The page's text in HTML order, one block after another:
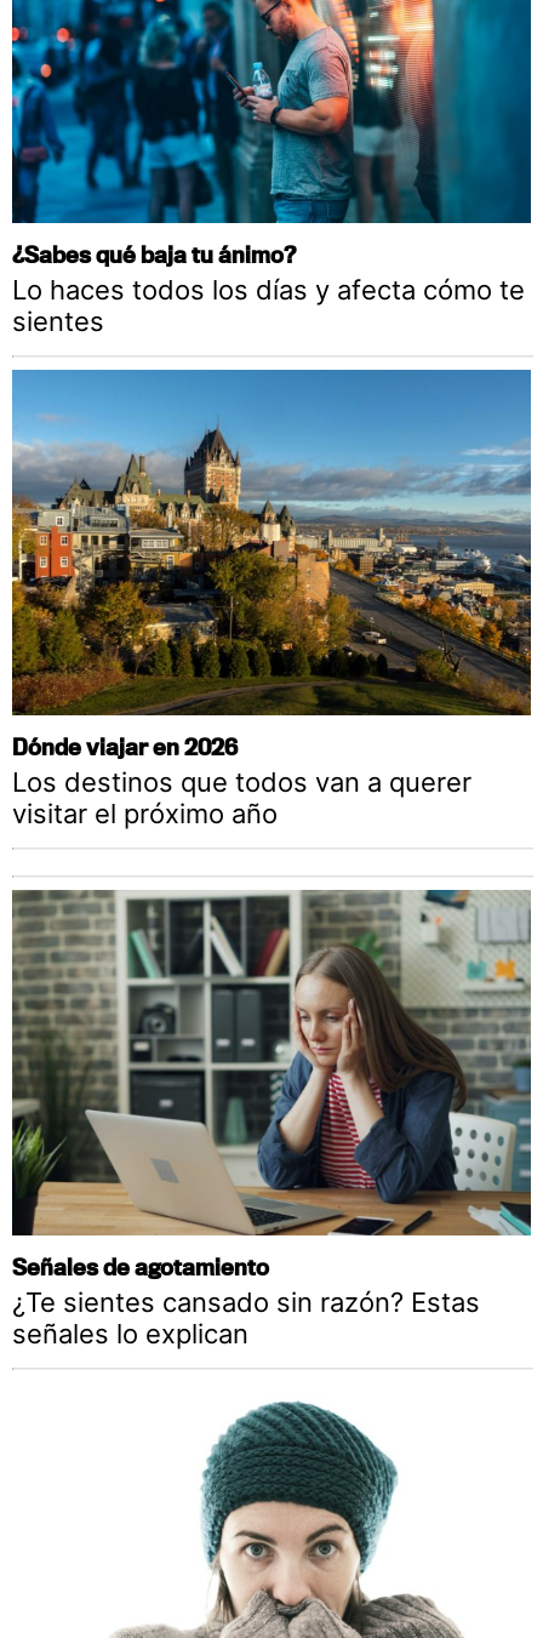
¿Sabes qué baja tu ánimo?
Lo haces todos los días y afecta cómo te
sientes
Dónde viajar en 2026
Los destinos que todos van a querer
visitar el próximo año
Señales de agotamiento
¿Te sientes cansado sin razón? Estas
señales lo explican